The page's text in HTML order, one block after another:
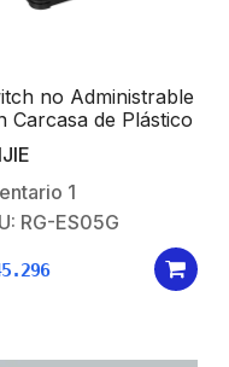
no Administrable
Carcasa de Plástico
Puertos
1000 Mbps
1
RG-ES05G